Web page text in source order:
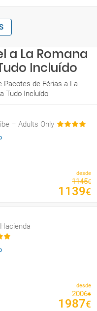
a La Romana
Incluído
de Férias a La
Tudo Incluído
– Adults Only
desde
1145€
1139€
desde
2006€
1987€